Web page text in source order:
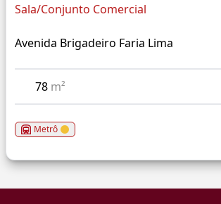
Sala/Conjunto Comercial
Avenida Brigadeiro Faria Lima
78 m²
Metrô